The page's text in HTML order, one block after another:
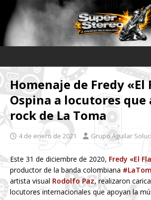
Homenaje de Fredy «El
Ospina a locutores que
rock de La Toma
4 de enero de 2021 Grupo Aguilar
Este 31 de diciembre de 2020, Fredy «El
productor de la banda colombiana
artista visual Rodolfo Paz, realizaron
locutores internacionales que apoyan la